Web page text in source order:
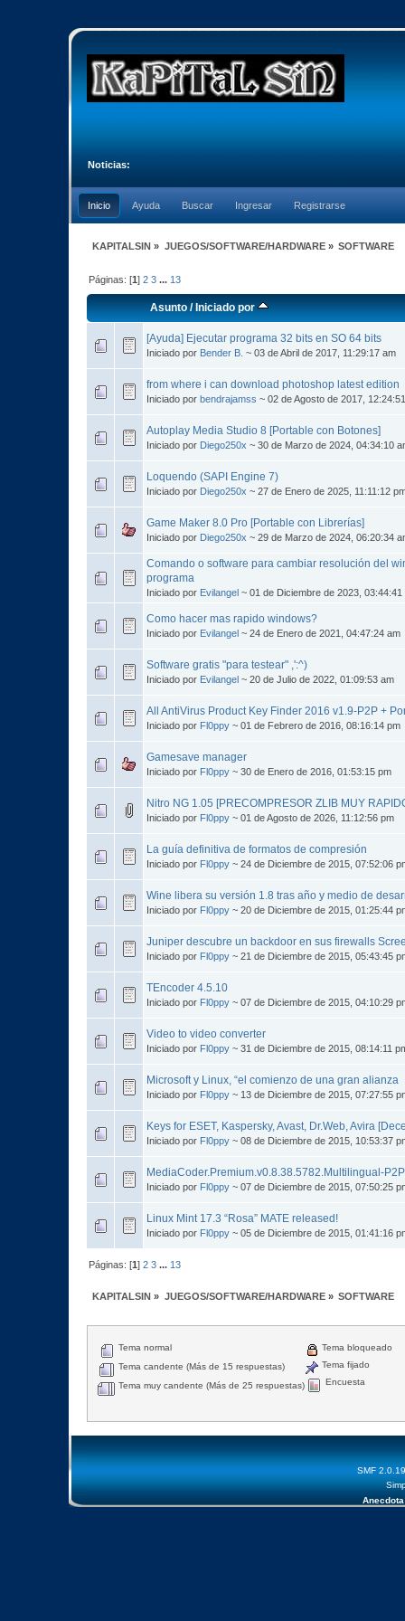
Noticias:
Inicio Ayuda Buscar Ingresar Registrarse
KAPITALSIN » JUEGOS/SOFTWARE/HARDWARE» SOFTWARE
Páginas: [1]2 3 ... 13
Asunto/Iniciado por
[Ayuda] Ejecutar programa 32 bits en SO 64 bits
Iniciado por Bender B. ~ 03 de Abril de 2017, 11:29:17 am
from where i can download photoshop latest edition
Iniciado por bendrajamss ~ 02 de Agosto de 2017,
Autoplay Media Studio 8 [Portable con Botones]
Iniciado por Diego250x ~ 30 de Marzo de 2024, 04:34:10
Loquendo (SAPI Engine 7)
Iniciado por Diego250x ~ 27 de Enero de 2025, 11:11:12
Game Maker 8.0 Pro [Portable con Librerías]
Iniciado por Diego250x ~ 29 de Marzo de 2024, 06:20:34
Comando o software para cambiar resolución del
programa
Iniciado por Evilangel ~ 01 de Diciembre de 2023, 03:44:41
Como hacer mas rapido windows?
Iniciado por Evilangel ~ 24 de Enero de 2021, 04:47:24 am
Software gratis "para testear" ,':^)
Iniciado por Evilangel ~ 20 de Julio de 2022, 01:09:53 am
All AntiVirus Product Key Finder 2016 v1.9-P2P +
Iniciado por Fl0ppy ~ 01 de Febrero de 2016, 08:16:14 pm
Gamesave manager
Iniciado por Fl0ppy ~ 30 de Enero de 2016, 01:53:15 pm
Nitro NG 1.05 [PRECOMPRESOR ZLIB MUY
Iniciado por Fl0ppy ~ 01 de Agosto de 2026, 11:12:56 pm
La guía definitiva de formatos de compresión
Iniciado por Fl0ppy ~ 24 de Diciembre de 2015, 07:52:06
Wine libera su versión 1.8 tras año y medio de
Iniciado por Fl0ppy ~ 20 de Diciembre de 2015, 01:25:44
Juniper descubre un backdoor en sus firewalls
Iniciado por Fl0ppy ~ 21 de Diciembre de 2015, 05:43:45
TEncoder 4.5.10
Iniciado por Fl0ppy ~ 07 de Diciembre de 2015, 04:10:29
Video to video converter
Iniciado por Fl0ppy ~ 31 de Diciembre de 2015, 08:14:11
Microsoft y Linux, “el comienzo de una gran alianza
Iniciado por Fl0ppy ~ 13 de Diciembre de 2015, 07:27:55
Keys for ESET, Kaspersky, Avast, Dr.Web, Avira
Iniciado por Fl0ppy ~ 08 de Diciembre de 2015, 10:53:37
MediaCoder.Premium.v0.8.38.5782.Multilingual-P2P
Iniciado por Fl0ppy ~ 07 de Diciembre de 2015, 07:50:25
Linux Mint 17.3 “Rosa” MATE released!
Iniciado por Fl0ppy ~ 05 de Diciembre de 2015, 01:41:16
Páginas: [1]2 3 ... 13
KAPITALSIN » JUEGOS/SOFTWARE/HARDWARE» SOFTWARE
Tema normal
Tema candente (Más de 15 respuestas)
Tema muy candente (Más de 25 respuestas)
Tema bloqueado
Tema fijado
Encuesta
SMF 2.0.19
Anecdota